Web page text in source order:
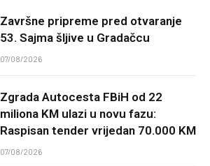
Završne pripreme pred otvaranje
53. Sajma šljive u Gradačcu
07/08/2026
Zgrada Autocesta FBiH od 22
miliona KM ulazi u novu fazu:
Raspisan tender vrijedan 70.000 KM
07/08/2026